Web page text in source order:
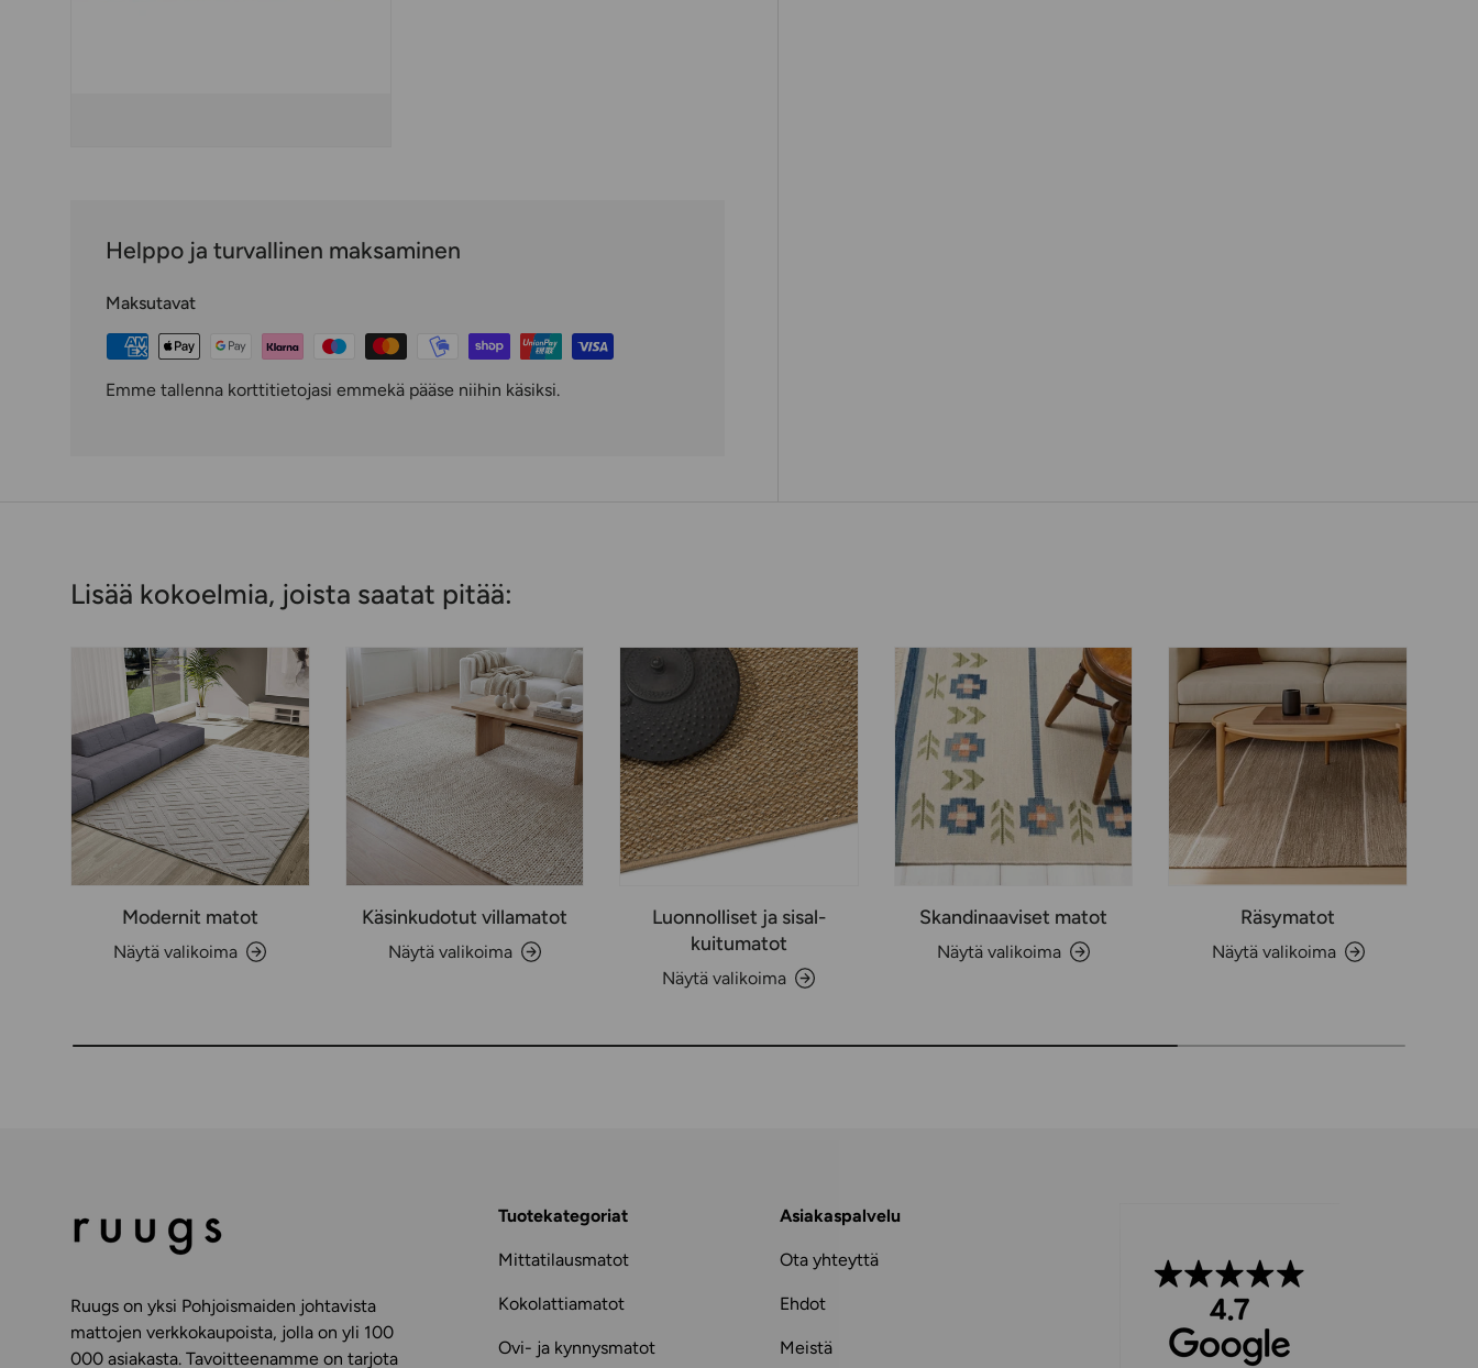
Helppo ja turvallinen maksaminen
Maksutavat
Emme tallenna korttitietojasi emmekä pääse niihin käsiksi.
Lisää kokoelmia, joista saatat pitää:
Modernit matot
Näytä valikoima
Käsinkudotut villamatot
Näytä valikoima
Luonnolliset ja sisal-
kuitumatot
Näytä valikoima
Skandinaaviset matot
Näytä valikoima
Räsymatot
Näytä valikoima
Ruugs on yksi Pohjoismaiden johtavista
mattojen verkkokaupoista, jolla on yli 100
000 asiakasta. Tavoitteenamme on tarjota
Tuotekategoriat
Mittatilausmatot
Kokolattiamatot
Ovi- ja kynnysmatot
Asiakaspalvelu
Ota yhteyttä
Ehdot
Meistä